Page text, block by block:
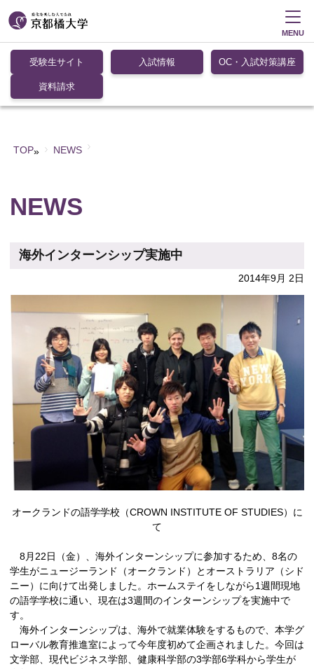
MENU
受験生サイト 入試情報 OC・入試対策講座
資料請求
TOP» NEWS
NEWS
海外インターンシップ実施中
2014年9月 2日
オークランドの語学学校（CROWN INSTITUTE OF STUDIES）に
て
8月22日（金）、海外インターンシップに参加するため、8名の
学生がニュージーランド（オークランド）とオーストラリア（シド
ニー）に向けて出発しました。ホームステイをしながら1週間現地
の語学学校に通い、現在は3週間のインターンシップを実施中で
す。
海外インターンシップは、海外で就業体験をするもので、本学グ
ローバル教育推進室によって今年度初めて企画されました。今回は
文学部、現代ビジネス学部、健康科学部の3学部6学科から学生が